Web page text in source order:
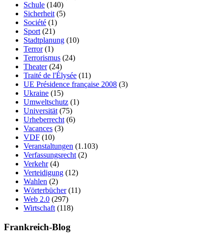
Schule (140)
Sicherheit (5)
Société (1)
Sport (21)
Stadtplanung (10)
Terror(1)
Terrorismus (24)
Theater(24)
Traité de l'Élysée (11)
UE Présidence française 2008 (3)
Ukraine (15)
Umweltschutz (1)
Universität (75)
Urheberrecht (6)
Vacances (3)
VDF (10)
Veranstaltungen (1.103)
Verfassungsrecht (2)
Verkehr(4)
Verteidigung (12)
Wahlen (2)
Wörterbücher(11)
Web 2.0 (297)
Wirtschaft (118)
Frankreich-Blog